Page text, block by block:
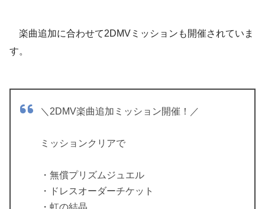
楽曲追加に合わせて2DMVミッションも開催されていま
す。
＼2DMV楽曲追加ミッション開催！／
ミッションクリアで
・無償プリズムジュエル
・ドレスオーダーチケット